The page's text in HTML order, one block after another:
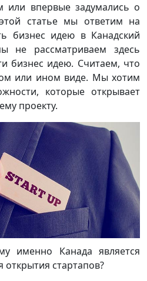
или впервые задумались о
статье мы ответим на
бизнес идею в Канадский
не рассматриваем здесь
бизнес идею. Считаем, что
или ином виде. Мы хотим
которые открывает
проекту.
именно Канада является
стартапов?